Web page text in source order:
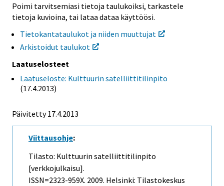
Poimi tarvitsemiasi tietoja taulukoiksi, tarkastele
tietoja kuvioina, tai lataa dataa käyttöösi.
Tietokantataulukot ja niiden muuttujat
Arkistoidut taulukot
Laatuselosteet
Laatuseloste: Kulttuurin satelliittitilinpito
(17.4.2013)
Päivitetty 17.4.2013
Viittausohje:
Tilasto: Kulttuurin satelliittitilinpito
[verkkojulkaisu].
ISSN=2323-959X. 2009. Helsinki: Tilastokeskus